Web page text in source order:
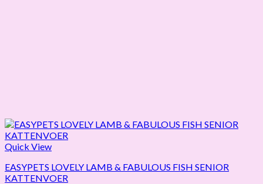
Quick View
EASYPETS LOVELY LAMB & FABULOUS FISH SENIOR
KATTENVOER